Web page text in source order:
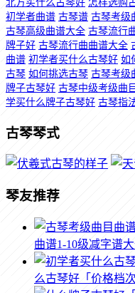
北方买什么古琴好 怎样选购
初学者曲谱 古琴谱 古琴考级
古琴高级曲谱大全 古琴流行
牌子好 古琴流行曲曲谱大全
曲谱 初学者买什么古琴好 如
古琴 如何挑选古琴 古琴考级
牌子古琴好 古琴中级考级曲
学买什么牌子古琴好 古琴指
古琴琴式
琴友推荐
曲谱1-10级减字谱
么古琴好「价格档次